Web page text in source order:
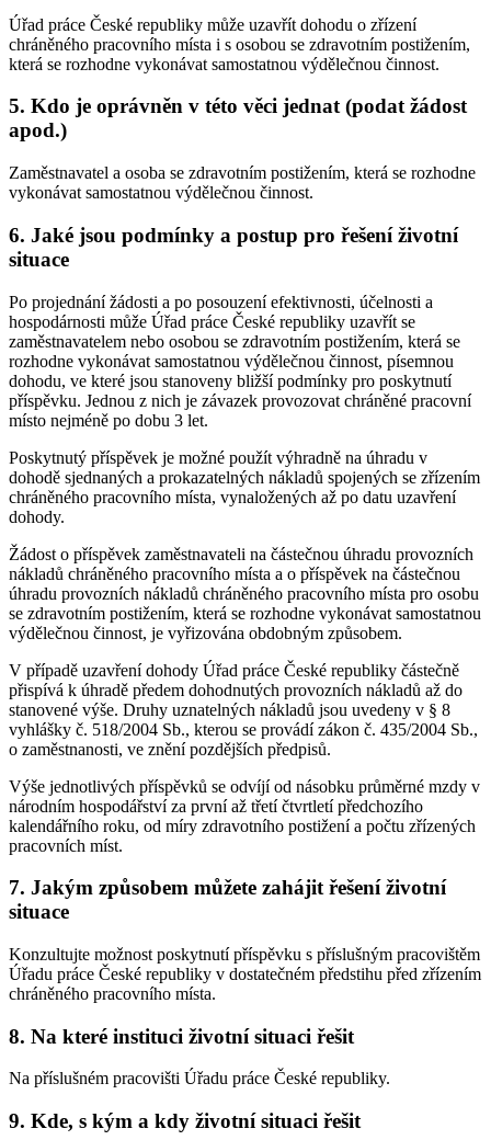
Úřad práce České republiky může uzavřít dohodu o zřízení
chráněného pracovního místa i s osobou se zdravotním postižením,
která se rozhodne vykonávat samostatnou výdělečnou činnost.
5. Kdo je oprávněn v této věci jednat (podat žádost
apod.)
Zaměstnavatel a osoba se zdravotním postižením, která se rozhodne
vykonávat samostatnou výdělečnou činnost.
6. Jaké jsou podmínky a postup pro řešení životní
situace
Po projednání žádosti a po posouzení efektivnosti, účelnosti a
hospodárnosti může Úřad práce České republiky uzavřít se
zaměstnavatelem nebo osobou se zdravotním postižením, která se
rozhodne vykonávat samostatnou výdělečnou činnost, písemnou
dohodu, ve které jsou stanoveny bližší podmínky pro poskytnutí
příspěvku. Jednou z nich je závazek provozovat chráněné pracovní
místo nejméně po dobu 3 let.
Poskytnutý příspěvek je možné použít výhradně na úhradu v
dohodě sjednaných a prokazatelných nákladů spojených se zřízením
chráněného pracovního místa, vynaložených až po datu uzavření
dohody.
Žádost o příspěvek zaměstnavateli na částečnou úhradu provozních
nákladů chráněného pracovního místa a o příspěvek na částečnou
úhradu provozních nákladů chráněného pracovního místa pro osobu
se zdravotním postižením, která se rozhodne vykonávat samostatnou
výdělečnou činnost, je vyřizována obdobným způsobem.
V případě uzavření dohody Úřad práce České republiky částečně
přispívá k úhradě předem dohodnutých provozních nákladů až do
stanovené výše. Druhy uznatelných nákladů jsou uvedeny v § 8
vyhlášky č. 518/2004 Sb., kterou se provádí zákon č. 435/2004 Sb.,
o zaměstnanosti, ve znění pozdějších předpisů.
Výše jednotlivých příspěvků se odvíjí od násobku průměrné mzdy v
národním hospodářství za první až třetí čtvrtletí předchozího
kalendářního roku, od míry zdravotního postižení a počtu zřízených
pracovních míst.
7. Jakým způsobem můžete zahájit řešení životní
situace
Konzultujte možnost poskytnutí příspěvku s příslušným pracovištěm
Úřadu práce České republiky v dostatečném předstihu před zřízením
chráněného pracovního místa.
8. Na které instituci životní situaci řešit
Na příslušném pracovišti Úřadu práce České republiky.
9. Kde, s kým a kdy životní situaci řešit